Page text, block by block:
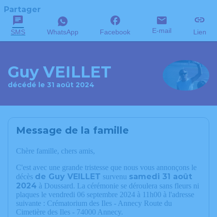
Partager
SMS WhatsApp Facebook E-mail Lien
Guy VEILLET
décédé le 31 août 2024
Message de la famille
Chère famille, chers amis,
C'est avec une grande tristesse que nous vous annonçons le
décès de Guy VEILLET survenu samedi 31 août
2024 à Doussard. La cérémonie se déroulera sans fleurs ni
plaques le vendredi 06 septembre 2024 à 11h00 à l'adresse
suivante : Crématorium des Iles - Annecy Route du
Cimetière des Iles - 74000 Annecy.